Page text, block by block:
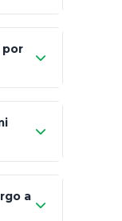
Art. 151 / 93
por
a